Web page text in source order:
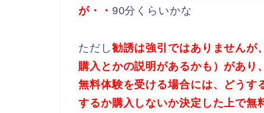
が・・ 90分くらいかな
ただし 勧誘は強引ではありません
購入とかの説明があるかも）があり
無料体験を受ける場合には、どうす
するか購入しないか決定した上で無